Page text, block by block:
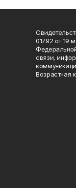
01792 от 19
связи,
Возрастная